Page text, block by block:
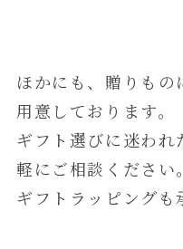
ほかにも、贈りもの
用意しております。
ギフト選びに迷わ
軽にご相談ください。
ギフトラッピングも